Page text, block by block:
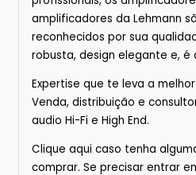
amplificadores da Lehmann
reconhecidos por sua
robusta, design elegante e, é
Expertise que te leva a
Venda, distribuição e
audio Hi-Fi e High End.
Clique aqui caso tenha
comprar. Se precisar entrar